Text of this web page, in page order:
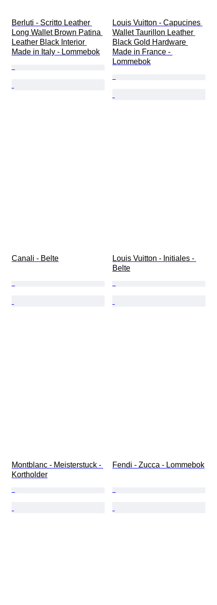
Berluti - Scritto Leather
Long Wallet Brown Patina
Leather Black Interior
Made in Italy - Lommebok
Louis Vuitton - Capucines
Wallet Taurillon Leather
Black Gold Hardware
Made in France -
Lommebok
Canali - Belte
Louis Vuitton - Initiales -
Belte
Montblanc - Meisterstuck -
Kortholder
Fendi - Zucca - Lommebok